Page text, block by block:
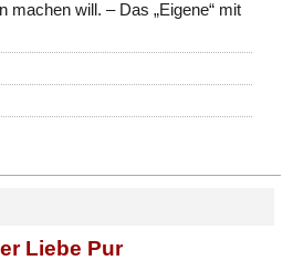
machen will. – Das „Eigene“ mit
Liebe Pur